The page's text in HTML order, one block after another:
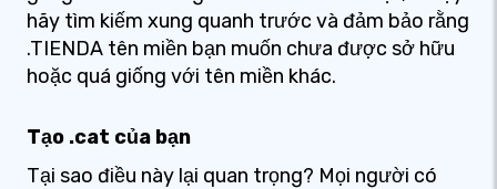
hãy tìm kiếm xung quanh trước và đảm bảo rằng
.TIENDA tên miền bạn muốn chưa được sở hữu
hoặc quá giống với tên miền khác.
Tạo .cat của bạn
Tại sao điều này lại quan trọng? Mọi người có